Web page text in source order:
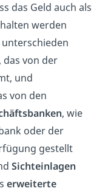
das Geld auch als
werden
unterschieden
, das von der
und
von den
, wie
oder der
gestellt
Sichteinlagen
erweiterte